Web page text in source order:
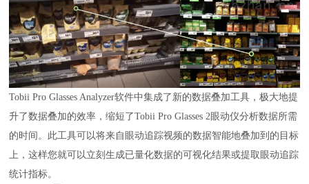
Tobii Pro Glasses Analyzer软件中集成了新的数据叠加工具，极大地提
升了数据叠加的效率，缩短了Tobii Pro Glasses 2眼动仪分析数据所需
的时间。此工具可以将来自眼动追踪视频的数据智能地叠加到的目标
上，这样您就可以立刻生成已量化数据的可视化结果或提取眼动追踪
统计指标。